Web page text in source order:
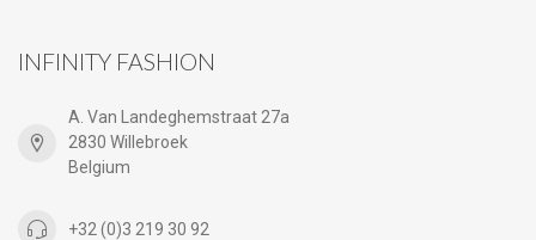
INFINITY FASHION
A. Van Landeghemstraat 27a
2830 Willebroek
Belgium
+32 (0)3 219 30 92